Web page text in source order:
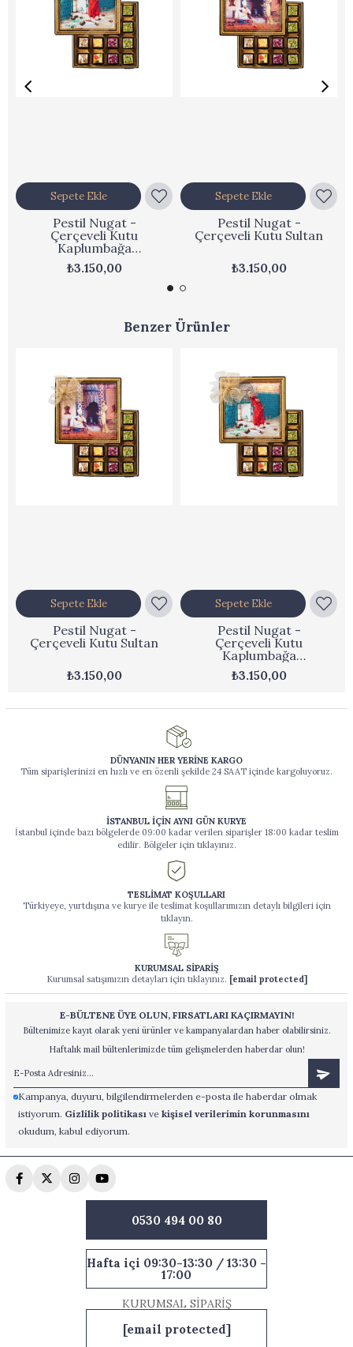
Pestil Nugat -
Çerçeveli Kutu
Kaplumbağa
Terbiyecisi
₺3.150,00
Sepete Ekle
Pestil Nugat -
Çerçeveli Kutu Sultan
₺3.150,00
Sepete Ekle
Benzer Ürünler
Pestil Nugat -
Çerçeveli Kutu Sultan
₺3.150,00
Sepete Ekle
Pestil Nugat -
Çerçeveli Kutu
Kaplumbağa
Terbiyecisi
₺3.150,00
Sepete Ekle
DÜNYANIN HER YERİNE KARGO
Tüm siparişlerinizi en hızlı ve en özenli şekilde 24 SAAT içinde kargoluyoruz.
İSTANBUL İÇİN AYNI GÜN KURYE
İstanbul içinde bazı bölgelerde 09:00 kadar verilen siparişler 18:00 kadar teslim
edilir. Bölgeler için tıklayınız.
TESLİMAT KOŞULLARI
Türkiyeye, yurtdışına ve kurye ile teslimat koşullarımızın detaylı bilgileri için
tıklayın.
KURUMSAL SİPARİŞ
Kurumsal satışımızın detayları için tıklayınız. [email protected]
E-BÜLTENE ÜYE OLUN, FIRSATLARI KAÇIRMAYIN!
Bültenimize kayıt olarak yeni ürünler ve kampanyalardan haber olabilirsiniz.
Haftalık mail bültenlerimizde tüm gelişmelerden haberdar olun!
Kampanya, duyuru, bilgilendirmelerden e-posta ile haberdar olmak
istiyorum. Gizlilik politikasıve kişisel verilerimin korunmasını
okudum, kabul ediyorum.
0530 494 00 80
Hafta içi 09:30-13:30 / 13:30 -
17:00
KURUMSAL SİPARİŞ
[email protected]